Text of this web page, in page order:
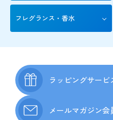
フレグランス・香水
ラッピングサービ
メールマガジン会